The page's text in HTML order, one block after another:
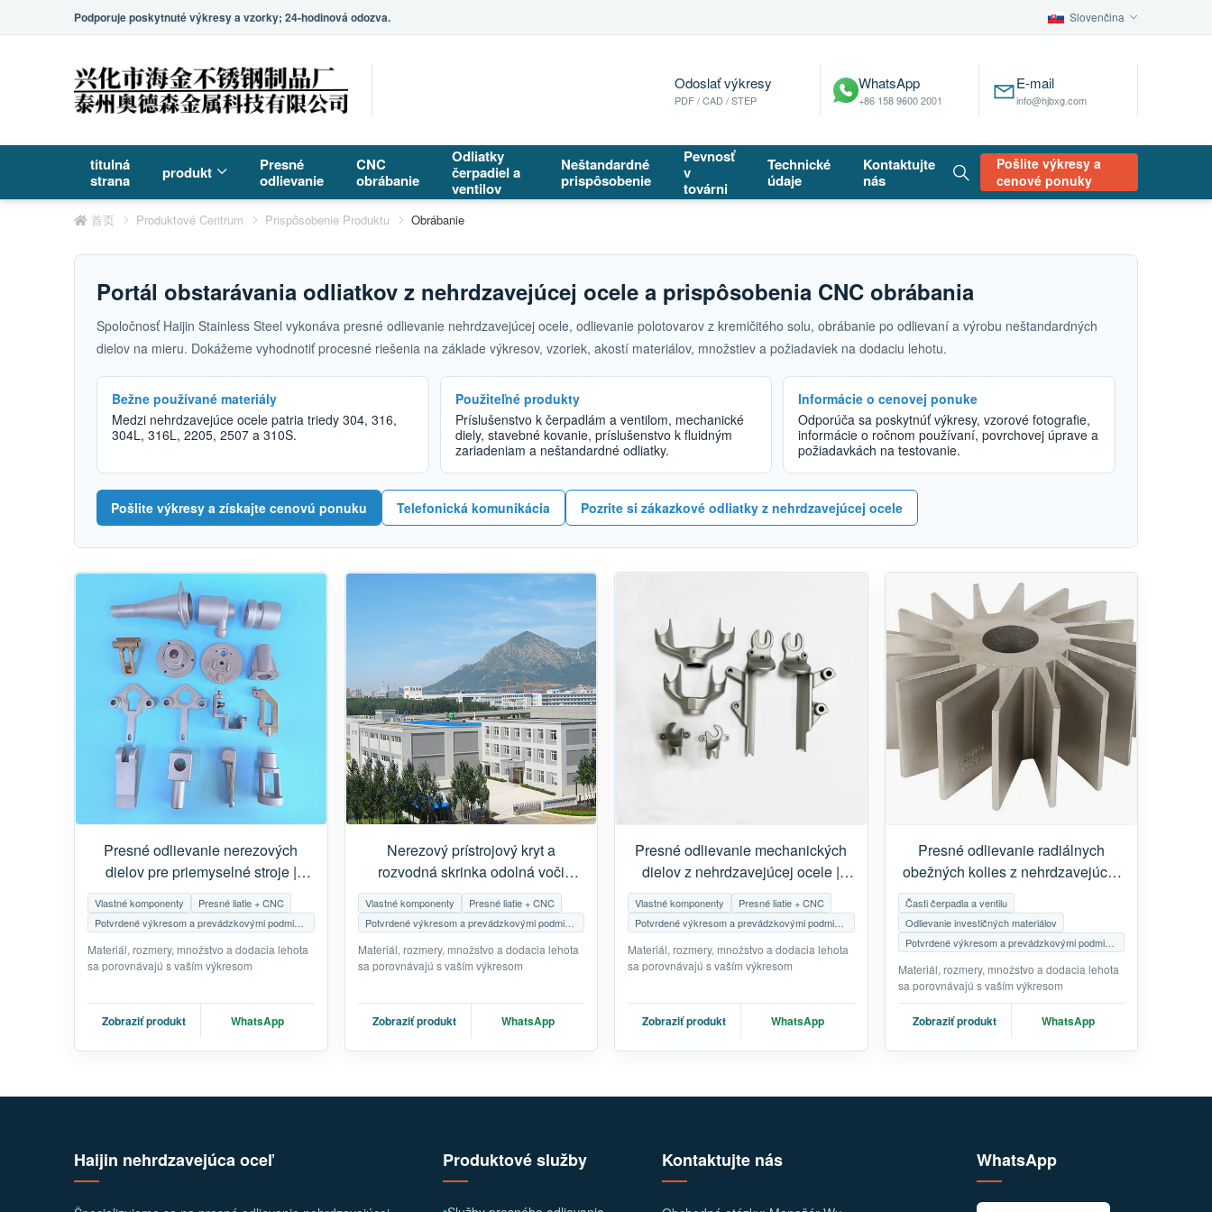
Podporuje poskytnuté výkresy a vzorky; 24-hodinová odozva. Slovenčina
Odoslať výkresy
PDF / CAD / STEP
WhatsApp
+86 158 9600 2001
E-mail
info@hjbxg.com
titulná
strana
produkt
Presné
odlievanie
CNC
obrábanie
Odliatky
čerpadiel a
ventilov
Neštandardné
prispôsobenie
Pevnosť
v
továrni
Technické
údaje
Kontaktujte
nás
Pošlite výkresy a
cenové ponuky
首页 Produktové Centrum Prispôsobenie Produktu Obrábanie
Portál obstarávania odliatkov z nehrdzavejúcej ocele a prispôsobenia CNC obrábania
Spoločnosť Haijin Stainless Steel vykonáva presné odlievanie nehrdzavejúcej ocele, odlievanie polotovarov z kremičitého solu, obrábanie po odlievaní a výrobu neštandardných
dielov na mieru. Dokážeme vyhodnotiť procesné riešenia na základe výkresov, vzoriek, akostí materiálov, množstiev a požiadaviek na dodaciu lehotu.
Bežne používané materiály
Medzi nehrdzavejúce ocele patria triedy 304, 316,
304L, 316L, 2205, 2507 a 310S.
Použiteľné produkty
Príslušenstvo k čerpadlám a ventilom, mechanické
diely, stavebné kovanie, príslušenstvo k fluidným
zariadeniam a neštandardné odliatky.
Informácie o cenovej ponuke
Odporúča sa poskytnúť výkresy, vzorové fotografie,
informácie o ročnom používaní, povrchovej úprave a
požiadavkách na testovanie.
Pošlite výkresy a získajte cenovú ponuku Telefonická komunikácia Pozrite si zákazkové odliatky z nehrdzavejúcej ocele
Presné odlievanie nerezových
dielov pre priemyselné stroje |
Zákazkové CNC obrábanie
Vlastné komponenty
Presné liatie + CNC
Potvrdené výkresom a prevádzkovými podmienkami
Materiál, rozmery, množstvo a dodacia lehota
sa porovnávajú s vaším výkresom
Zobraziť produkt WhatsApp
Nerezový prístrojový kryt a
rozvodná skrinka odolná voči
výbuchu | Presné odlievanie a
CNC obrábanie
Vlastné komponenty
Presné liatie + CNC
Potvrdené výkresom a prevádzkovými podmienkami
Materiál, rozmery, množstvo a dodacia lehota
sa porovnávajú s vaším výkresom
Zobraziť produkt WhatsApp
Presné odlievanie mechanických
dielov z nehrdzavejúcej ocele |
CNC obrábanie neštandardných
odliatkov
Vlastné komponenty
Presné liatie + CNC
Potvrdené výkresom a prevádzkovými podmienkami
Materiál, rozmery, množstvo a dodacia lehota
sa porovnávajú s vaším výkresom
Zobraziť produkt WhatsApp
Presné odlievanie radiálnych
obežných kolies z nehrdzavejúcej
ocele | Rotory čerpadiel na mieru
Časti čerpadla a ventilu
Odlievanie investičných materiálov
Potvrdené výkresom a prevádzkovými podmienkami
Materiál, rozmery, množstvo a dodacia lehota
sa porovnávajú s vaším výkresom
Zobraziť produkt WhatsApp
Haijin nehrdzavejúca oceľ Produktové služby Kontaktujte nás WhatsApp